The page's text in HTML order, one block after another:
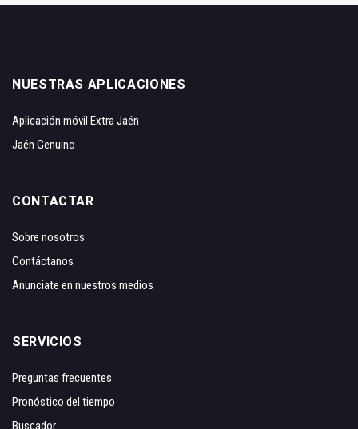
NUESTRAS APLICACIONES
Aplicación móvil Extra Jaén
Jaén Genuino
CONTACTAR
Sobre nosotros
Contáctanos
Anunciate en nuestros medios
SERVICIOS
Preguntas frecuentes
Pronóstico del tiempo
Buscador